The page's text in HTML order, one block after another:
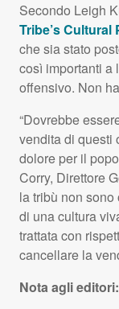
Secondo Leigh
Tribe’s
che sia stato
così importanti a
offensivo. Non
“Dovrebbe
vendita di questi
dolore per il
Corry, Direttore
la tribù non
di una cultura
trattata con
cancellare la
Nota agli editori: